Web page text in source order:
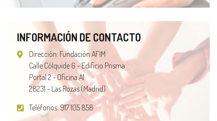
INFORMACIÓN DE CONTACTO
Dirección: Fundación AFIM
Calle Cólquide 6 - Edificio Prisma
Portal 2 - Oficina A1
28231 - Las Rozas (Madrid)
Teléfonos:917 105 858